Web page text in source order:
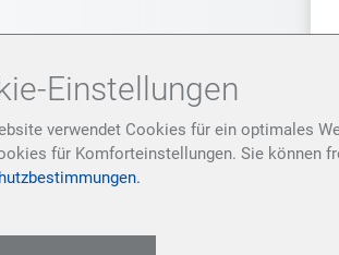
Einstellungen
verwendet Cookies für ein optimales
für Komforteinstellungen. Sie können